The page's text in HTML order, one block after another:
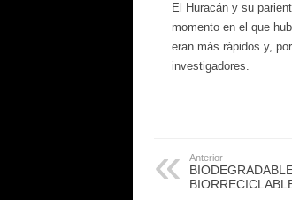
El Huracán y su
momento en el que
eran más rápidos y,
investigadores.
Anterior